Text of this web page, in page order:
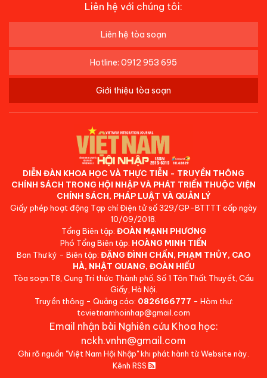
Liên hệ với chúng tôi:
Liên hệ tòa soạn
Hotline: 0912 953 695
Giới thiệu tòa soạn
DIỄN ĐÀN KHOA HỌC VÀ THỰC TIỄN - TRUYỀN THÔNG
CHÍNH SÁCH TRONG HỘI NHẬP VÀ PHÁT TRIỂN THUỘC VIỆN
CHÍNH SÁCH, PHÁP LUẬT VÀ QUẢN LÝ
Giấy phép hoạt động Tạp chí Điện tử số 329/GP-BTTTT cấp ngày
10/09/2018.
Tổng Biên tập: ĐOÀN MẠNH PHƯƠNG
Phó Tổng Biên tập: HOÀNG MINH TIẾN
Ban Thư ký - Biên tập: ĐẶNG ĐÌNH CHẤN, PHẠM THỦY, CAO
HÀ, NHẬT QUANG, ĐOÀN HIẾU
Tòa soạn:T8, Cung Trí thức Thành phố, Số 1 Tôn Thất Thuyết, Cầu
Giấy, Hà Nội.
Truyền thông - Quảng cáo: 0826166777 - Hòm thư:
tcvietnamhoinhap@gmail.com
Email nhận bài Nghiên cứu Khoa học:
nckh.vnhn@gmail.com
Ghi rõ nguồn "Việt Nam Hội Nhập" khi phát hành từ Website này.
Kênh RSS